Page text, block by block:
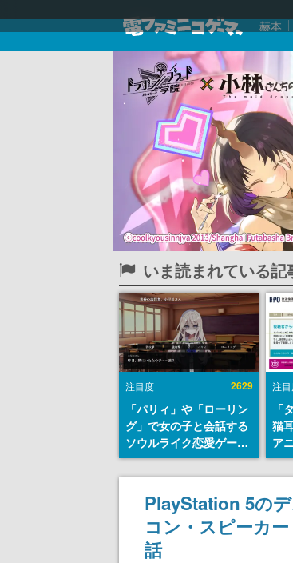
赫本
いま読まれている記
注目度 2629
「パリィ」や「ローリン
グ」で女の子と会話する
ソウルライク恋愛ゲーム
『小早川さんはソウルラ
イク』無料公開。返事に
失敗すると「YOU
DIED」
注
「
猫
ア
か
の
す
PlayStation 5の
コン・スピーカ
話